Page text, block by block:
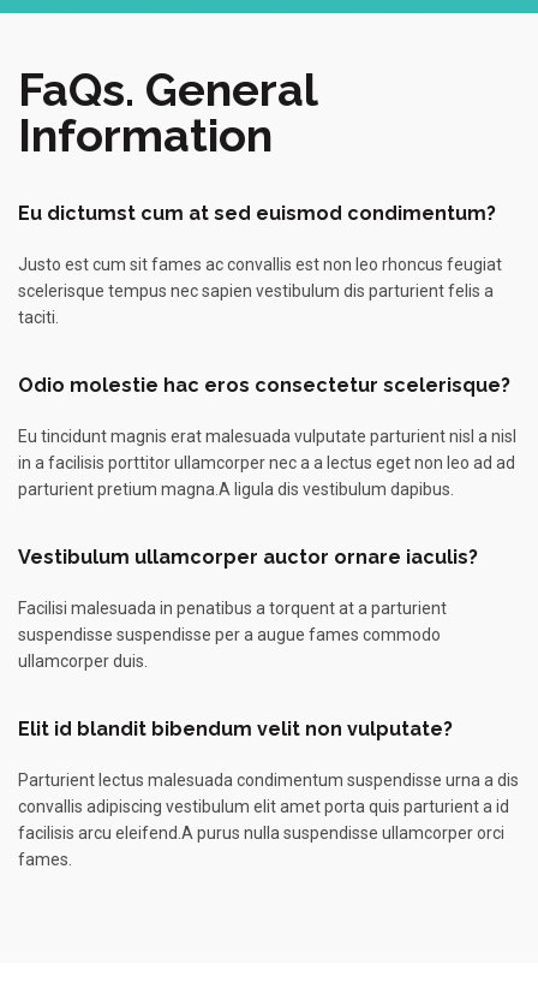
FaQs. General
Information
Eu dictumst cum at sed euismod condimentum?
Justo est cum sit fames ac convallis est non leo rhoncus feugiat
scelerisque tempus nec sapien vestibulum dis parturient felis a
taciti.
Odio molestie hac eros consectetur scelerisque?
Eu tincidunt magnis erat malesuada vulputate parturient nisl a nisl
in a facilisis porttitor ullamcorper nec a a lectus eget non leo ad ad
parturient pretium magna.A ligula dis vestibulum dapibus.
Vestibulum ullamcorper auctor ornare iaculis?
Facilisi malesuada in penatibus a torquent at a parturient
suspendisse suspendisse per a augue fames commodo
ullamcorper duis.
Elit id blandit bibendum velit non vulputate?
Parturient lectus malesuada condimentum suspendisse urna a dis
convallis adipiscing vestibulum elit amet porta quis parturient a id
facilisis arcu eleifend.A purus nulla suspendisse ullamcorper orci
fames.